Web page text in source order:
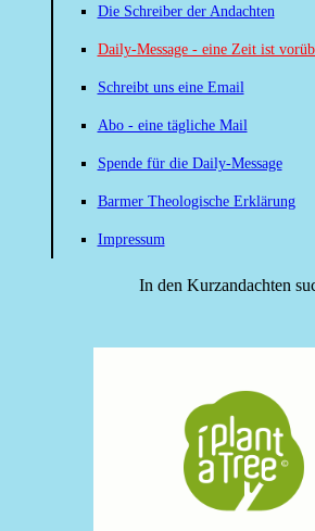
Die Schreiber der Andachten
Daily-Message - eine Zeit ist
Schreibt uns eine Email
Abo - eine tägliche Mail
Spende für die Daily-Message
Barmer Theologische Erklärung
Impressum
In den Kurzandachten